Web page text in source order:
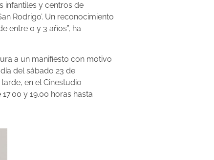
infantiles y centros de
Rodrigo’. Un reconocimiento
entre 0 y 3 años”, ha
a un manifiesto con motivo
del sábado 23 de
en el Cinestudio
y 19.00 horas hasta